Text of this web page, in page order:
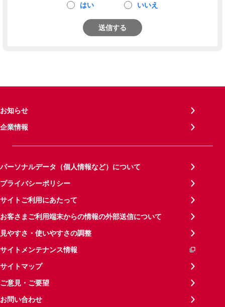
はい いいえ
送信する
お知らせ
企業情報
パーソナルデータ（個人情報など）について
プライバシーポリシー
サイトご利用にあたって
お客さまご利用端末からの情報の外部送信について
見やすさ・使いやすさの調整
サイトメンテナンス情報
サイトマップ
ご意見・ご要望
お問い合わせ